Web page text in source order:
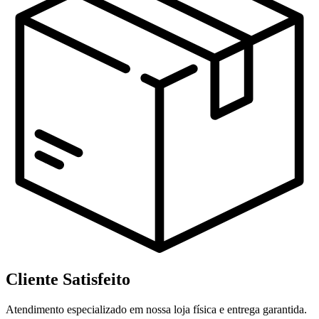
Cliente Satisfeito
Atendimento especializado em nossa loja física e entrega garantida.